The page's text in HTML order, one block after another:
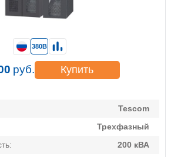
Tescom
Трехфазный
200 кВА
380В
руб. Купить